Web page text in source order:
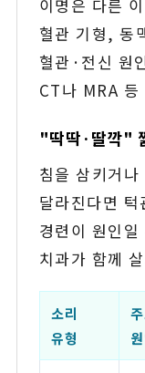
이명은 다른
혈관 기형, 동
혈관·전신 원
CT나 MRA 등
"딱딱·딸깍"
침을 삼키거
달라진다면
경련이 원인
치과가 함께
소리
유형